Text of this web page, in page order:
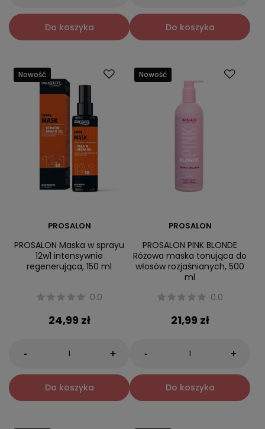
Do koszyka Do koszyka
Nowość
PROSALON
PROSALON Maska w sprayu
12w1 intensywnie
regenerująca, 150 ml
0.0
24,99 zł
- +
Do koszyka
Nowość
PROSALON
PROSALON PINK BLONDE
Różowa maska tonująca do
włosów rozjaśnianych, 500
ml
0.0
21,99 zł
- +
Do koszyka